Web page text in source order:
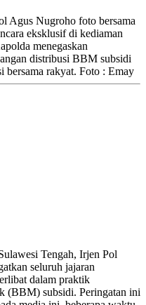
Agus Nugroho foto bersama
eksklusif di kediaman
menegaskan
distribusi BBM subsidi
bersama rakyat. Foto : Emay
Tengah, Irjen Pol
seluruh jajaran
dalam praktik
(BBM) subsidi. Peringatan ini